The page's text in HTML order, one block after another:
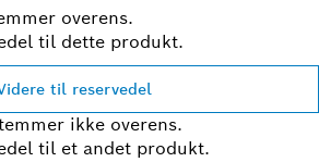
overens.
til dette produkt.
til reservedel
ikke overens.
til et andet produkt.